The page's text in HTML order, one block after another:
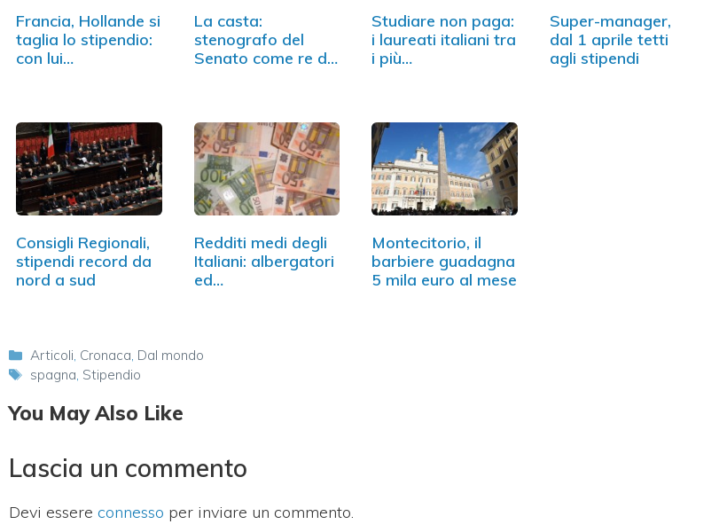
Francia, Hollande si
taglia lo stipendio:
con lui…
La casta:
stenografo del
Senato come re di
Studiare non paga:
i laureati italiani tra
i più…
Super-manager,
dal 1 aprile tetti
agli stipendi
Consigli Regionali,
stipendi record da
nord a sud
Redditi medi degli
Italiani: albergatori
ed…
Montecitorio, il
barbiere guadagna
5 mila euro al mese
Categorie
Articoli, Cronaca, Dal mondo
Tag
spagna, Stipendio
You May Also Like
Lascia un commento
Devi essere connesso per inviare un commento.